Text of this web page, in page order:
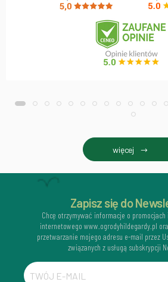
więcej
Zapisz się do
Chcę otrzymywać informacje o
internetowego www.ogrodyhildegardy.pl
przetwarzanie mojego adresu e-mail przez
związanych z usługą subskrypcji